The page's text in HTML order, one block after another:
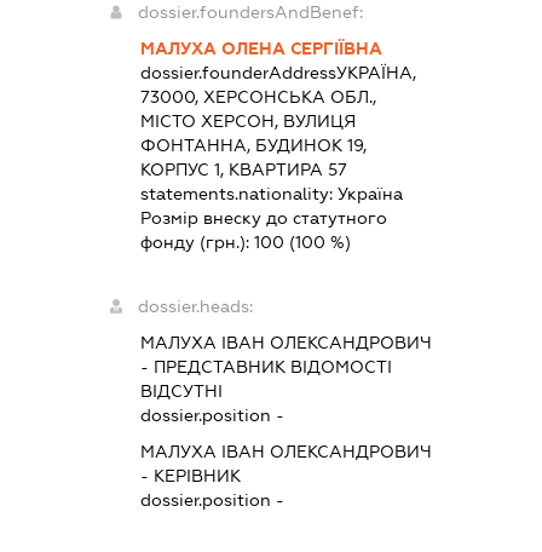
dossier.foundersAndBenef:
МАЛУХА ОЛЕНА СЕРГІЇВНА
dossier.founderAddressУКРАЇНА,
73000, ХЕРСОНСЬКА ОБЛ.,
МІСТО ХЕРСОН, ВУЛИЦЯ
ФОНТАННА, БУДИНОК 19,
КОРПУС 1, КВАРТИРА 57
statements.nationality: Україна
Розмір внеску до статутного
фонду (грн.): 100 (100 %)
dossier.heads:
МАЛУХА ІВАН ОЛЕКСАНДРОВИЧ
- ПРЕДСТАВНИК ВІДОМОСТІ
ВІДСУТНІ
dossier.position -
МАЛУХА ІВАН ОЛЕКСАНДРОВИЧ
- КЕРІВНИК
dossier.position -